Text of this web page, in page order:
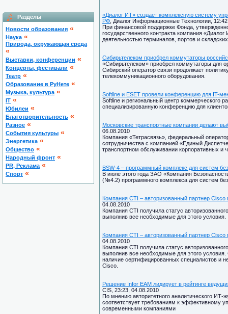
Разделы
Новости образования «
Наука «
Природа, окружающая среда
«
Выставки, конференции «
Концерты, фестивали «
Театр «
Образование в РуНете «
Музыка, культура «
IT «
Юбилеи «
Благотворительность «
Разное «
Cобытия культуры «
Энергетика «
Общество «
Народный фронт «
PR, Реклама «
Спорт «
«Диалог ИТ» создает комплексную систему
РФ , Диалог Информационные Технологии,
При финансовой поддержке Фонда,
государственного контракта компания
деятельностью терминалов, портов и
Сибирьтелеком приобрел коммутаторы
«Сибирьтелеком» приобрел коммутаторы для
Сибирский оператор связи продолжает
телекоммуникационного оборудования.
Softline и ESET провели конференцию для IT-
Softline и региональный центр коммерческого
специализированную конференцию для
Московские транспортные компании делают
06.08.2010
Компания «Тетрасвязь», федеральный
сотрудничества с компанией «Единый
транспортном обслуживании корпоративных и
BSW-4 – программный комплекс для систем
В июле этого года ЗАО «Компания
(№4.2) программного комплекса для систем
Компания CTI – авторизованный партнер
04.08.2010
Компания CTI получила статус
выполнив все необходимые для этого условия.
Компания CTI – авторизованный партнер
04.08.2010
Компания CTI получила статус
выполнив все необходимые для этого
наличие сертифицированных специалистов и
Cisco.
Решение Infor EAM лидирует в рейтинге
CIS, 23:23, 04.08.2010
По мнению авторитетного аналитического
соответствует требованиям к
современными компаниями